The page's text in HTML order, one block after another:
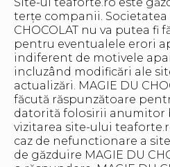
terțe companii. Societatea
CHOCOLAT nu va putea fi
pentru eventualele erori
indiferent de motivele
incluzând modificări ale
actualizări. MAGIE DU
făcută răspunzătoare
datorită folosirii anumitor
vizitarea site-ului
caz de nefunctionare a
de găzduire MAGIE DU